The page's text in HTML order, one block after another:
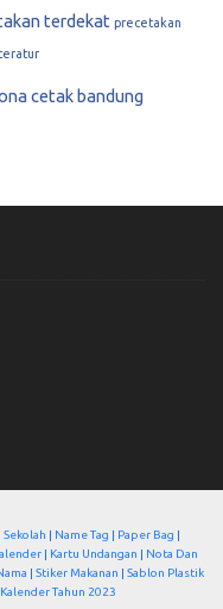
terdekat precetakan
teratur
cetak bandung
Sekolah Name Tag Paper Bag
| Kartu Undangan
Nota Dan
Stiker Makanan
Sablon Plastik
Kalender Tahun 2023